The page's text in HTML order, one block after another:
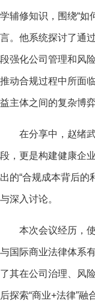
学辅修知识，围绕“如
言。他系统探讨了通
段强化公司管理和风
推动合规过程中所面
益主体之间的复杂博弈
在分享中，赵绪
段，更是构建健康企
出的“合规成本背后的
与深入讨论。
本次会议经历，
与国际商业法律体系
了其在公司治理、风
后探索“商业+法律”融